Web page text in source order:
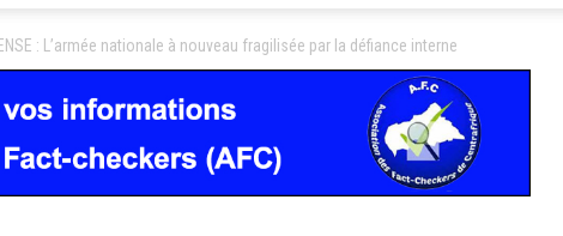
Centrafrique
: L’armée nationale à nouveau fragilisée par la défiance interne